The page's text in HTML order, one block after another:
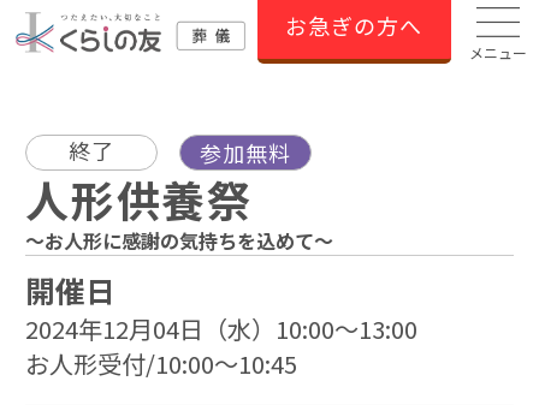
お急ぎの方へ
メニュー
終了 参加無料
人形供養祭
～お人形に感謝の気持ちを込めて～
開催日
2024年12月04日（水）10:00～13:00
お人形受付/10:00～10:45